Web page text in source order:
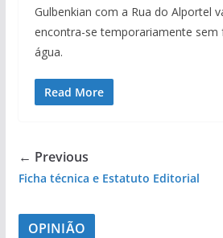
Gulbenkian com a Rua do Alportel
encontra-se temporariamente sem
água.
Read More
← Previous
Ficha técnica e Estatuto Editorial
OPINIÃO